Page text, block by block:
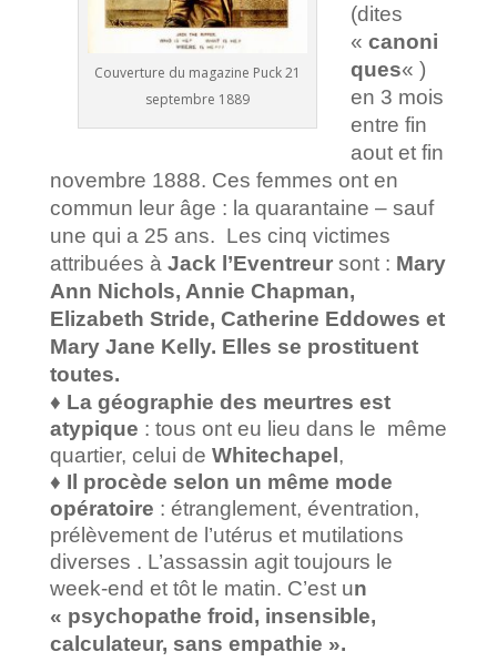
Couverture du magazine Puck 21
septembre 1889
(dites
« canoni
ques« )
en 3 mois
entre fin
aout et fin
novembre 1888. Ces femmes ont en
commun leur âge : la quarantaine – sauf
une qui a 25 ans. Les cinq victimes
attribuées à Jack l’Eventreursont : Mary
Ann Nichols, Annie Chapman,
Elizabeth Stride, Catherine Eddowes et
Mary Jane Kelly. Elles se prostituent
toutes.
♦ La géographie des meurtres est
atypique : tous ont eu lieu dans le même
quartier, celui de Whitechapel,
♦ Il procède selon un même mode
opératoire : étranglement, éventration,
prélèvement de l’utérus et mutilations
diverses . L’assassin agit toujours le
week-end et tôt le matin. C’est un
« psychopathe froid, insensible,
calculateur, sans empathie ».